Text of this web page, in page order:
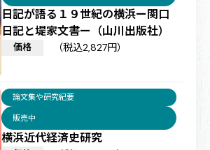
日記が語る１９世紀の横浜ー関口
日記と堤家文書ー（山川出版社）
価格 （税込2,827円）
横浜近代経済史研究
論文集や研究紀要
販売中